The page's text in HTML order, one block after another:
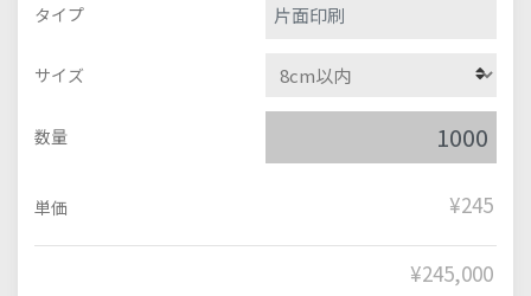
タイプ 片面印刷
サイズ
数量
単価 ¥245
¥245,000